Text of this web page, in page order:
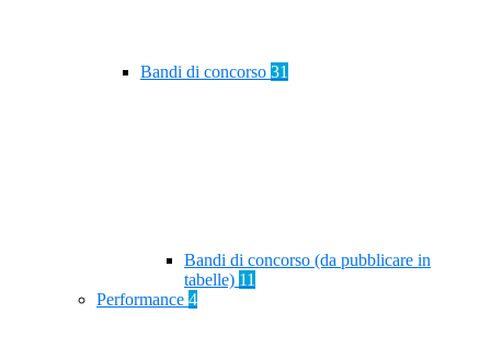
Bandi di concorso 31
Bandi di concorso (da pubblicare in
tabelle) 11
Performance 4